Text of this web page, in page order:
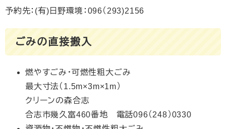
予約先：(有)日野環境：096（293)2156
ごみの直接搬入
燃やすごみ・可燃性粗大ごみ
最大寸法（1.5m×3m×1m）
クリーンの森合志
合志市幾久富460番地 電話096（248）0330